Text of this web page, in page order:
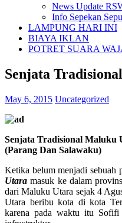
News Update
Info Sepekan
LAMPUNG HARI INI
BIAYA IKLAN
POTRET SUARA
Senjata
May 6, 2015 Uncategorized
Senjata Tradisional Maluku
(Parang Dan Salawaku)
Ketika belum menjadi sebuah
Utara masuk ke dalam
dari Maluku Utara sejak 4
Utara beribu kota di kota
karena pada waktu itu Sofifi